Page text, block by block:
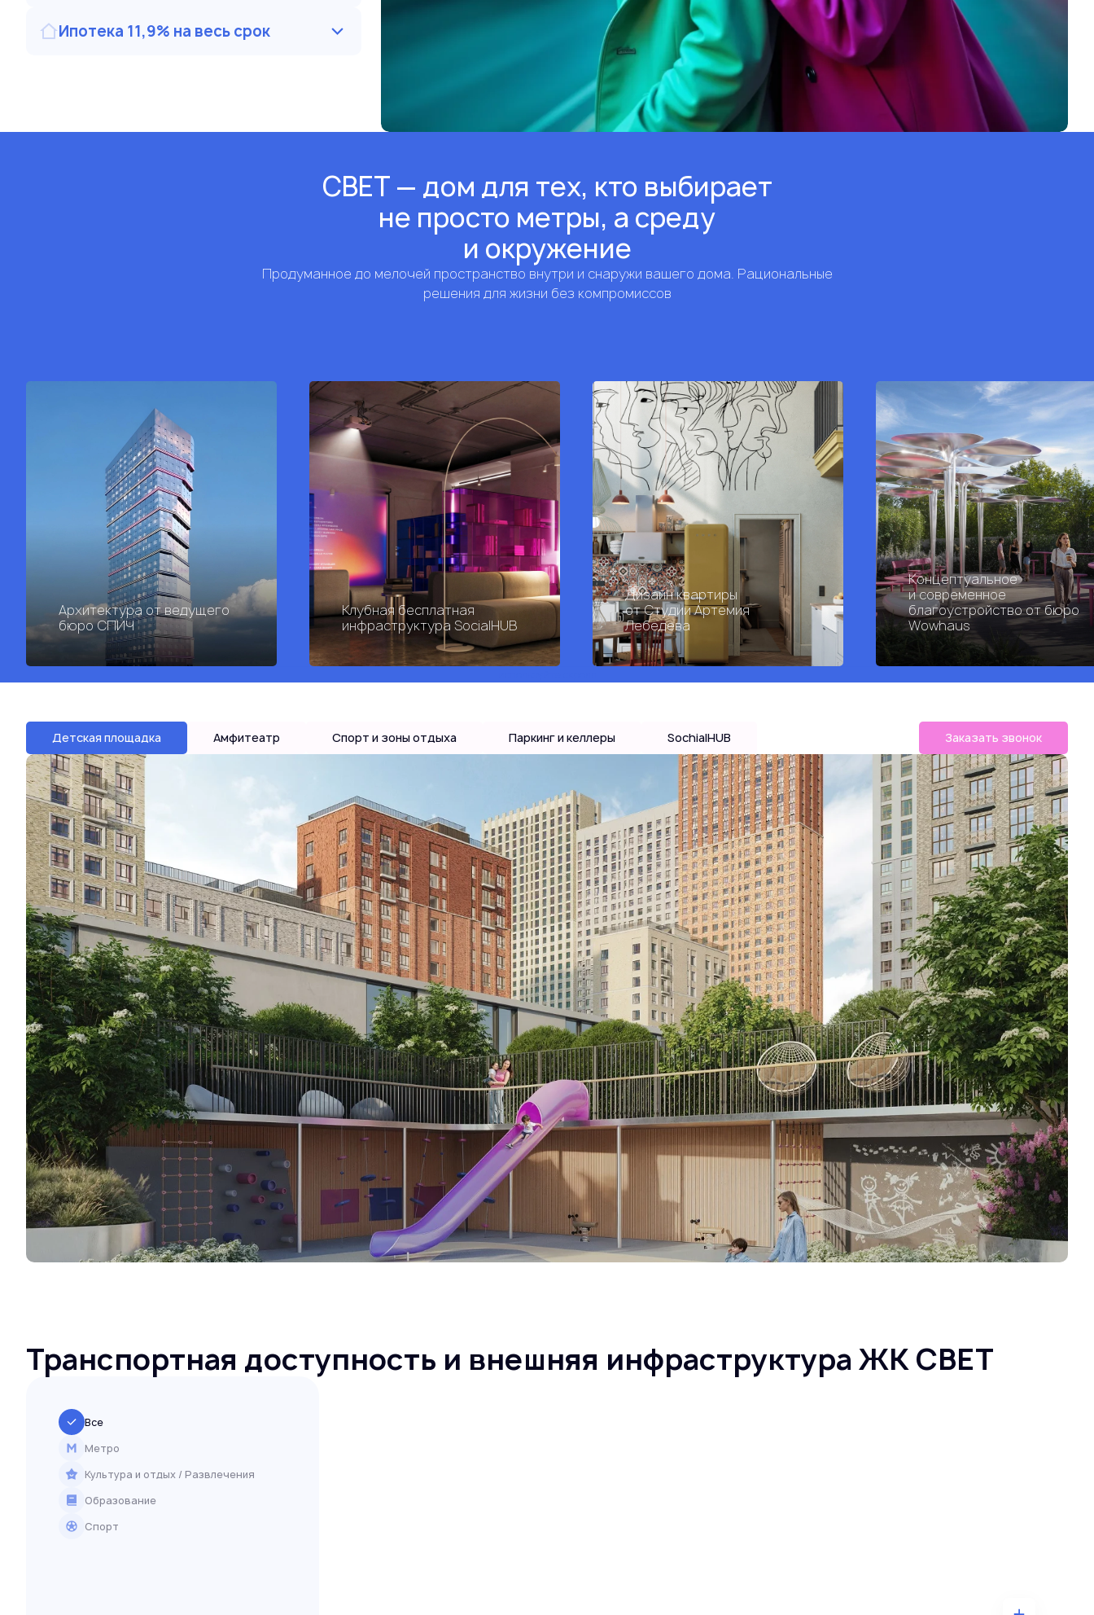
Ипотека 11,9% на весь срок
СВЕТ — дом для тех, кто выбирает
не просто метры, а среду
и окружение
Продуманное до мелочей пространство внутри и снаружи вашего дома. Рациональные
решения для жизни без компромиссов
Архитектура от ведущего
бюро СПИЧ
Клубная бесплатная
инфраструктура SocialHUB
Дизайн квартиры
от Студии Артемия
Лебедева
Концептуальное
и современное
благоустройство от бюро
Wowhaus
Детская площадка Амфитеатр Спорт и зоны отдыха Паркинг и келлеры SochialHUB Заказать звонок
Транспортная доступность и внешняя инфраструктура ЖК СВЕТ
Все
Метро
Культура и отдых / Развлечения
Образование
Спорт